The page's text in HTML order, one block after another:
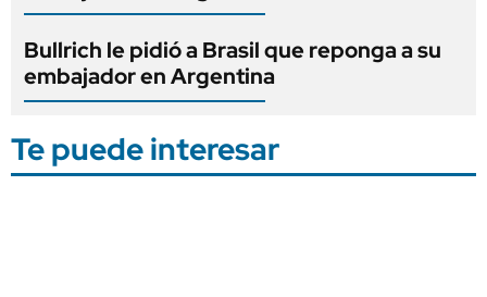
Bullrich le pidió a Brasil que reponga a su
embajador en Argentina
Te puede interesar